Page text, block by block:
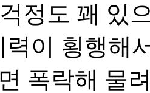
정도 꽤 있
력이 횡행해
폭락해 물